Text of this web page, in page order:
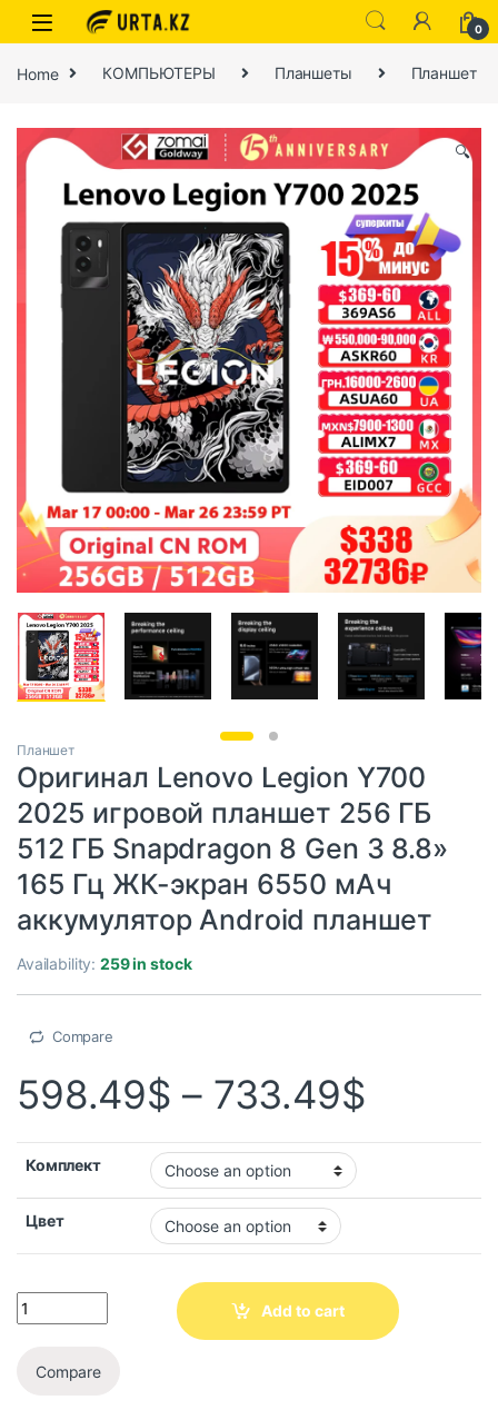
0
Home КОМПЬЮТЕРЫ Планшеты Планшет
🔍
Планшет
Оригинал Lenovo Legion Y700
2025 игровой планшет 256 ГБ
512 ГБ Snapdragon 8 Gen 3 8.8»
165 Гц ЖК-экран 6550 мАч
аккумулятор Android планшет
Availability:259 in stock
Compare
598.49$ – 733.49$
Комплект
Цвет
Add to cart
Compare